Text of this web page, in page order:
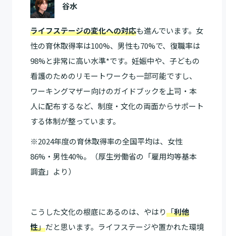
谷水
ライフステージの変化への対応も進んでいます。女
性の育休取得率は100%、男性も70%で、復職率は
98%と非常に高い水準*です。妊娠中や、子どもの
看護のためのリモートワークも一部可能ですし、
ワーキングマザー向けのガイドブックを上司・本
人に配布するなど、制度・文化の両面からサポート
する体制が整っています。
※2024年度の育休取得率の全国平均は、女性
86%・男性40%。（厚生労働省の「雇用均等基本
調査」より）
こうした文化の根底にあるのは、やはり「利他
性」だと思います。ライフステージや置かれた環境